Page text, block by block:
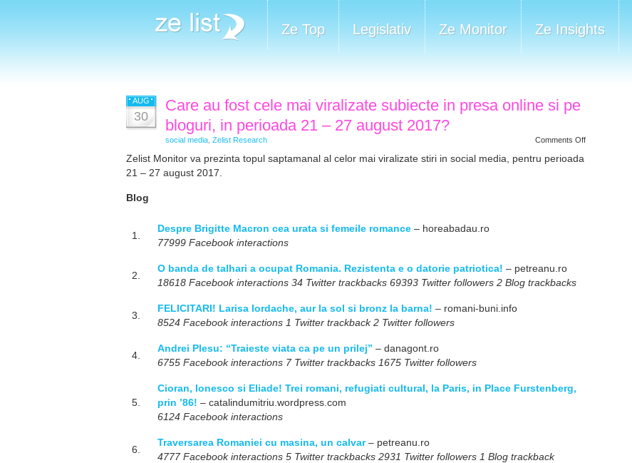
Ze Top Legislativ Ze Monitor Ze Insights
AUG
30
Care au fost cele mai viralizate subiecte in presa online si pe
bloguri, in perioada 21 – 27 august 2017?
social media Zelist Research Comments Offon
Zelist Monitor va prezinta topul saptamanal al celor mai viralizate stiri in social media, pentru perioada
21 – 27 august 2017.
Blog
1.
Despre Brigitte Macron cea urata si femeile romance – horeabadau.ro
77999 Facebook interactions
2.
O banda de talhari a ocupat Romania. Rezistenta e o datorie patriotica! – petreanu.ro
18618 Facebook interactions 34 Twitter trackbacks 69393 Twitter followers 2 Blog trackbacks
3.
FELICITARI! Larisa Iordache, aur la sol si bronz la barna! – romani-buni.info
8524 Facebook interactions 1 Twitter trackback 2 Twitter followers
4.
Andrei Plesu: “Traieste viata ca pe un prilej” – danagont.ro
6755 Facebook interactions 7 Twitter trackbacks 1675 Twitter followers
5.
Cioran, Ionesco si Eliade! Trei romani, refugiati cultural, la Paris, in Place Furstenberg,
prin ’86! – catalindumitriu.wordpress.com
6124 Facebook interactions
6.
Traversarea Romaniei cu masina, un calvar– petreanu.ro
4777 Facebook interactions 5 Twitter trackbacks 2931 Twitter followers 1 Blog trackback